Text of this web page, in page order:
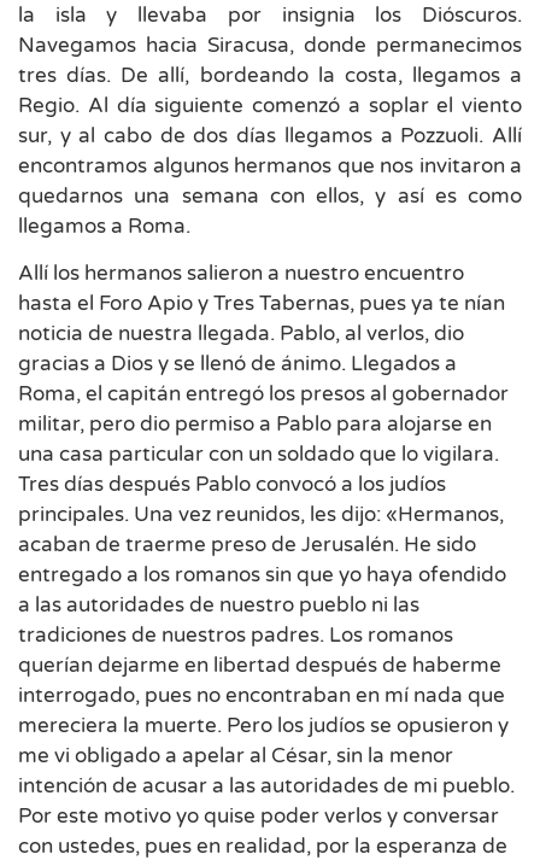
la isla y llevaba por insignia los Dióscuros.
Navegamos hacia Siracusa, donde permanecimos
tres días. De allí, bordeando la costa, llegamos a
Regio. Al día siguiente comenzó a soplar el viento
sur, y al cabo de dos días llegamos a Pozzuoli. Allí
encontramos algunos hermanos que nos invitaron a
quedarnos una semana con ellos, y así es como
llegamos a Roma.
Allí los hermanos salieron a nuestro encuentro
hasta el Foro Apio y Tres Tabernas, pues ya te nían
noticia de nuestra llegada. Pablo, al verlos, dio
gracias a Dios y se llenó de ánimo. Llegados a
Roma, el capitán entregó los presos al gobernador
militar, pero dio permiso a Pablo para alojarse en
una casa particular con un soldado que lo vigilara.
Tres días después Pablo convocó a los judíos
principales. Una vez reunidos, les dijo: «Hermanos,
acaban de traerme preso de Jerusalén. He sido
entregado a los romanos sin que yo haya ofendido
a las autoridades de nuestro pueblo ni las
tradiciones de nuestros padres. Los romanos
querían dejarme en libertad después de haberme
interrogado, pues no encontraban en mí nada que
mereciera la muerte. Pero los judíos se opusieron y
me vi obligado a apelar al César, sin la menor
intención de acusar a las autoridades de mi pueblo.
Por este motivo yo quise poder verlos y conversar
con ustedes, pues en realidad, por la esperanza de